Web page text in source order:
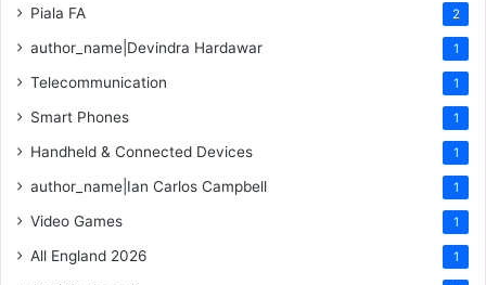
Piala FA 2
author_name|Devindra Hardawar 1
Telecommunication 1
Smart Phones 1
Handheld & Connected Devices 1
author_name|Ian Carlos Campbell 1
Video Games 1
All England 2026 1